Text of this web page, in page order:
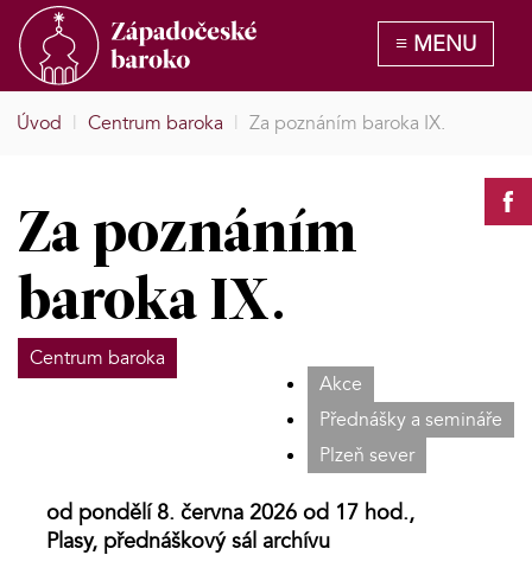
Úvod | Centrum baroka | Za poznáním baroka IX.
Za poznáním
baroka IX.
Centrum baroka
Akce
Přednášky a semináře
Plzeň sever
od pondělí 8. června 2026 od 17 hod.,
Plasy, přednáškový sál archívu